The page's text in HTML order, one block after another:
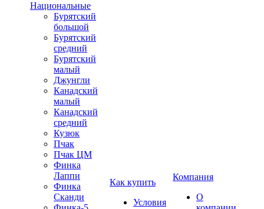
Национальные
Бурятский
большой
Бурятский
средний
Бурятский
малый
Джунгли
Канадский
малый
Канадский
средний
Кузюк
Пчак
Пчак ЦМ
Финка
Лаппи
Финка
Сканди
Как купить
Условия
Компания
О